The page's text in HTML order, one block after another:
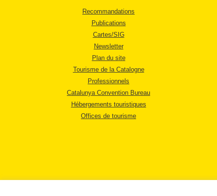
Recommandations
Publications
Cartes/SIG
Newsletter
Plan du site
Tourisme de la Catalogne
Professionnels
Catalunya Convention Bureau
Hébergements touristiques
Offices de tourisme